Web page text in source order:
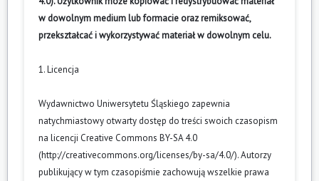
w dowolnym medium lub formacie oraz remiksować,
przekształcać i wykorzystywać materiał w dowolnym celu.
1. Licencja
Wydawnictwo Uniwersytetu Śląskiego zapewnia
natychmiastowy otwarty dostęp do treści swoich czasopism
na licencji Creative Commons BY-SA 4.0
(http://creativecommons.org/licenses/by-sa/4.0/). Autorzy
publikujący w tym czasopiśmie zachowują wszelkie prawa